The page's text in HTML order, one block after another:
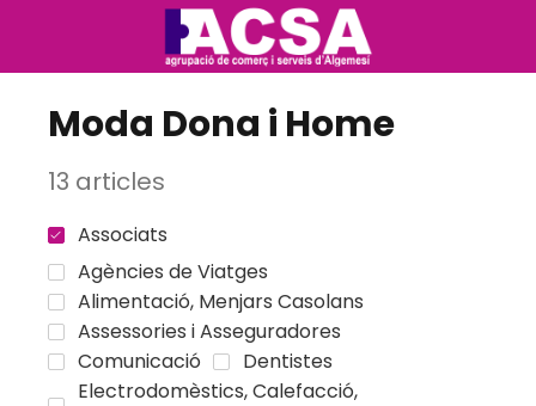
Moda Dona i Home
13 articles
Associats
Agències de Viatges
Alimentació, Menjars Casolans
Assessories i Asseguradores
Comunicació
Dentistes
Electrodomèstics, Calefacció,